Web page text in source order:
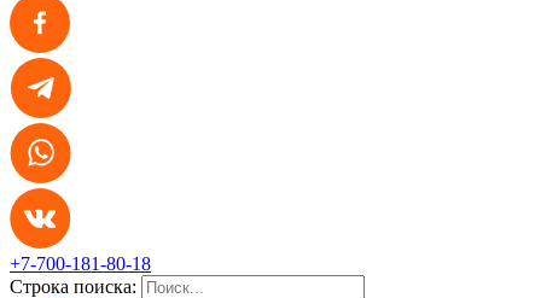
+7-700-181-80-18
Строка поиска: